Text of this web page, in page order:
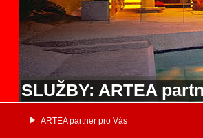
SLUŽBY: ARTEA
ARTEA partner pro Vás